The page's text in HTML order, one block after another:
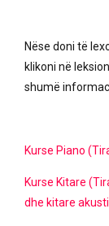
Nëse doni të
klikoni në
shumë
Kurse Piano
Kurse Kitare
dhe kitare